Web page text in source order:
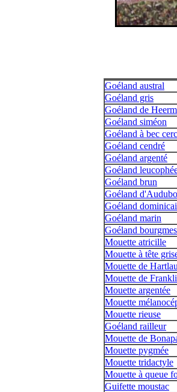
Goéland austral
Goéland gris
Goéland de
Goéland siméon
Goéland à bec
Goéland cendré
Goéland argenté
Goéland
Goéland brun
Goéland
Goéland
Goéland marin
Goéland
Mouette atricille
Mouette à tête
Mouette de
Mouette de
Mouette argentée
Mouette
Mouette rieuse
Goéland railleur
Mouette de
Mouette pygmée
Mouette tridactyle
Mouette à queue
Guifette moustac